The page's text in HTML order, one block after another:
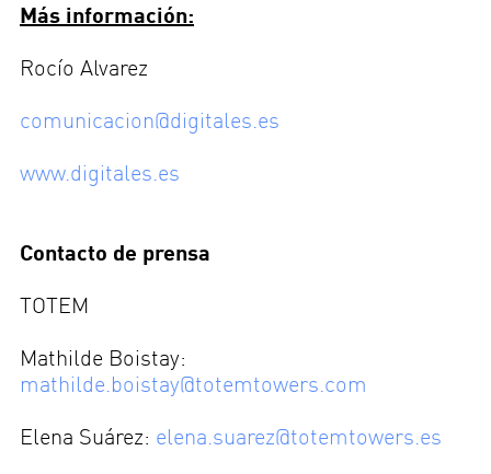
Más información:
Rocío Alvarez
comunicacion@digitales.es
www.digitales.es
Contacto de prensa
TOTEM
Mathilde Boistay:
mathilde.boistay@totemtowers.com
Elena Suárez: elena.suarez@totemtowers.es